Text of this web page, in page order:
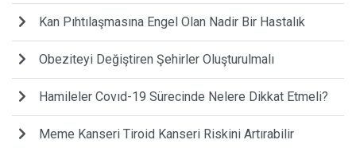
Kan Pıhtılaşmasına Engel Olan Nadir Bir Hastalık
Obeziteyi Değiştiren Şehirler Oluşturulmalı
Hamileler Covıd-19 Sürecinde Nelere Dikkat Etmeli?
Meme Kanseri Tiroid Kanseri Riskini Artırabilir